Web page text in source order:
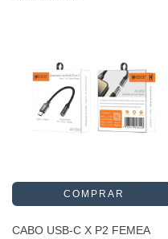
CABO USB-C X P2 FEMEA